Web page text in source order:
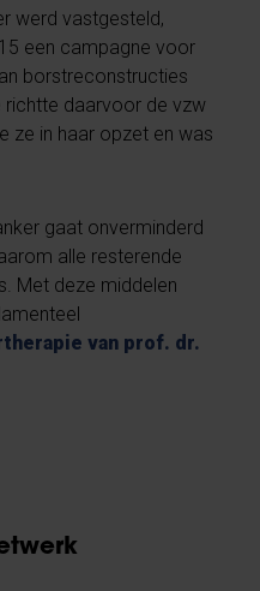
werd vastgesteld,
een campagne voor
borstreconstructies
richtte daarvoor de vzw
ze in haar opzet en was
gaat onverminderd
alle resterende
Met deze middelen
van prof. dr.